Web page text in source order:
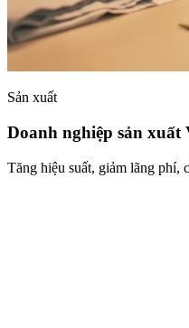
Sản xuất
Doanh nghiệp sản xuất
Tăng hiệu suất, giảm lãng phí,